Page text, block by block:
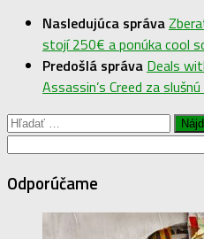
Nasledujúca správa
stojí 250€ a ponúka cool
Predošlá správa Deals
Assassin’s Creed za slušnú
Hľadať:
Odporúčame